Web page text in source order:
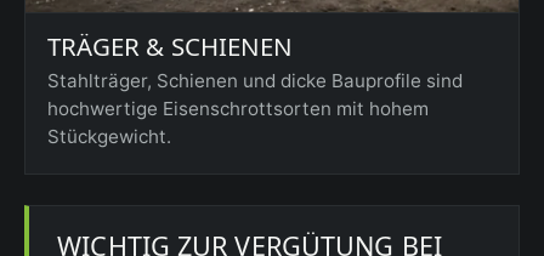
TRÄGER & SCHIENEN
Stahlträger, Schienen und dicke Bauprofile sind
hochwertige Eisenschrottsorten mit hohem
Stückgewicht.
WICHTIG ZUR VERGÜTUNG BEI